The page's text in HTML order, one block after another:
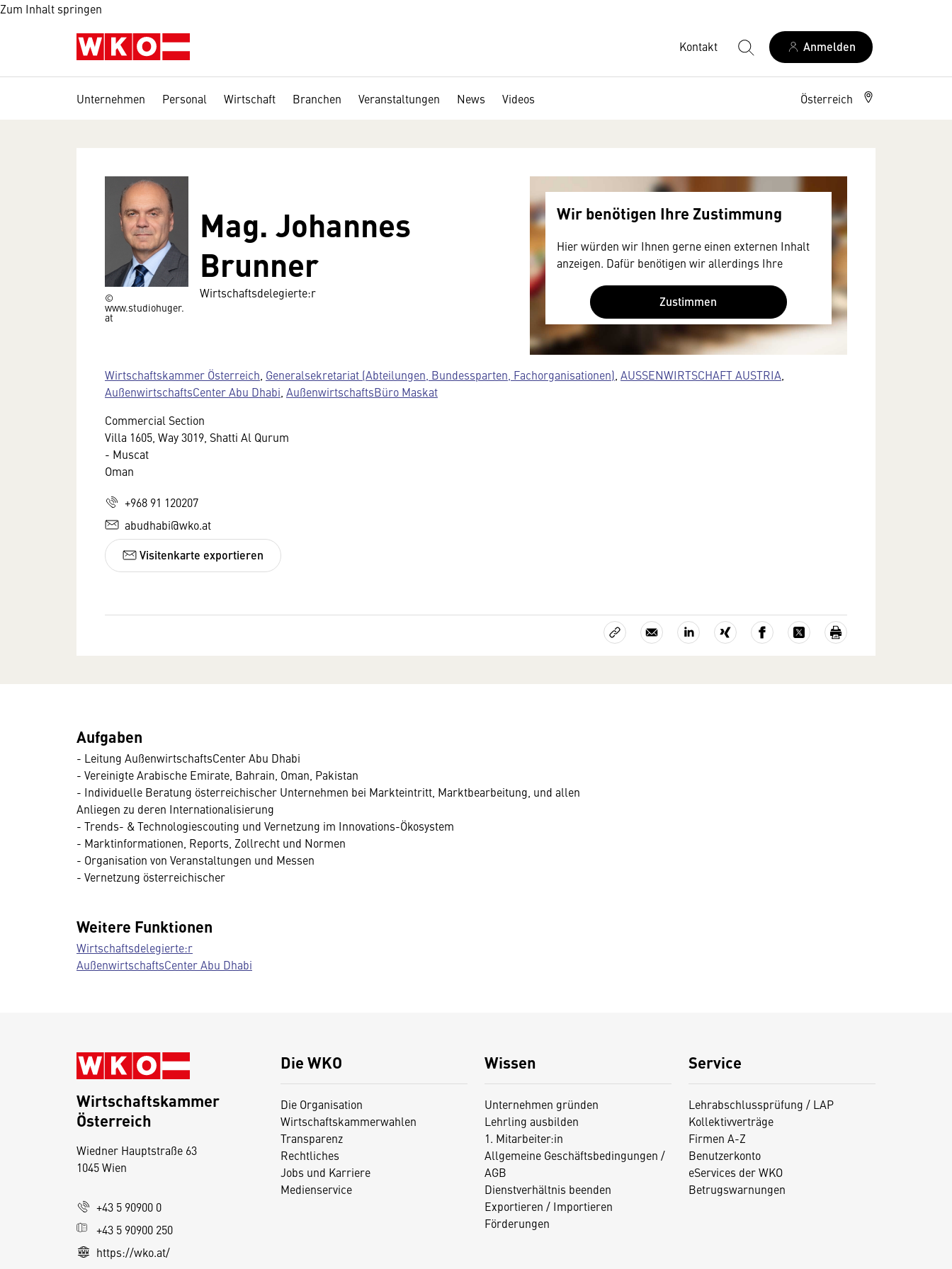
Zum Inhalt springen
Kontakt Anmelden
Unternehmen Personal Wirtschaft Branchen Veranstaltungen News Videos Österreich
©
www.studiohuger.
at
Mag. Johannes
Brunner
Wirtschaftsdelegierte:r
Wir benötigen Ihre Zustimmung
Hier würden wir Ihnen gerne einen externen Inhalt
anzeigen. Dafür benötigen wir allerdings Ihre
technische Daten zu Geräten und Nutzerverhalten
mitunter mit US-amerikanischen Anbietern
austauscht.
Diese Daten unterliegen keinem dem EU-
insbesondere kann die US-amerikanische
Zustimmen
Wirtschaftskammer Österreich Generalsekretariat (Abteilungen, Bundessparten, Fachorganisationen) AUSSENWIRTSCHAFT AUSTRIA
AußenwirtschaftsCenter Abu Dhabi AußenwirtschaftsBüro Maskat
Commercial Section
Villa 1605, Way 3019, Shatti Al Qurum
- Muscat
Oman
+968 91 120207
abudhabi@wko.at
Visitenkarte exportieren
Aufgaben
- Leitung AußenwirtschaftsCenter Abu Dhabi
- Vereinigte Arabische Emirate, Bahrain, Oman, Pakistan
- Individuelle Beratung österreichischer Unternehmen bei Markteintritt, Marktbearbeitung, und allen
Anliegen zu deren Internationalisierung
- Trends- & Technologiescouting und Vernetzung im Innovations-Ökosystem
- Marktinformationen, Reports, Zollrecht und Normen
- Organisation von Veranstaltungen und Messen
- Vernetzung österreichischer
Weitere Funktionen
Wirtschaftsdelegierte:r
AußenwirtschaftsCenter Abu Dhabi
Die WKO
Die Organisation
Wirtschaftskammerwahlen
Transparenz
Rechtliches
Jobs und Karriere
Medienservice
Wissen
Unternehmen gründen
Lehrling ausbilden
1. Mitarbeiter:in
Allgemeine Geschäftsbedingungen /
AGB
Dienstverhältnis beenden
Exportieren / Importieren
Förderungen
Service
Lehrabschlussprüfung / LAP
Kollektivverträge
Firmen A-Z
Benutzerkonto
eServices der WKO
Betrugswarnungen
Wirtschaftskammer
Österreich
Wiedner Hauptstraße 63
1045 Wien
+43 5 90900 0
+43 5 90900 250
https://wko.at/